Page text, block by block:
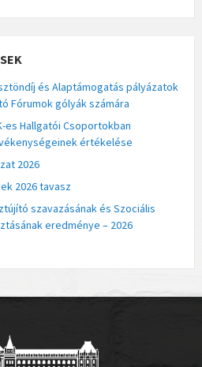
és Alaptámogatás pályázatok
Fórumok gólyák számára
es Hallgatói Csoportokban
értékelése
2026
2026 tavasz
szavazásának és Szociális
eredménye – 2026